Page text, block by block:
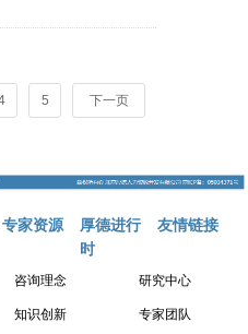
5 下一页
专家资源
厚德进行
时
友情链接
咨询理念
知识创新
研究中心
专家团队